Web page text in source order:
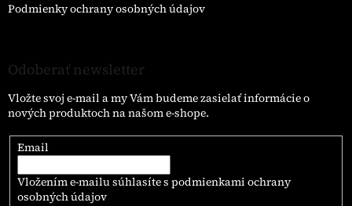
Podmienky ochrany osobných údajov
Odoberať newsletter
Vložte svoj e-mail a my Vám budeme zasielať informácie o
nových produktoch na našom e-shope.
Email
Vložením e-mailu súhlasíte s podmienkami ochrany
osobných údajov